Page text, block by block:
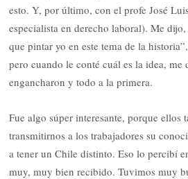
esto. Y, por último, con el profe José
especialista en derecho laboral). Me
que pintar yo en este tema de la
pero cuando le conté cuál es la idea, me
engancharon y todo a la primera.
Fue algo súper interesante, porque ellos
transmitirnos a los trabajadores su
a tener un Chile distinto. Eso lo percibí
muy, muy bien recibido. Tuvimos muy